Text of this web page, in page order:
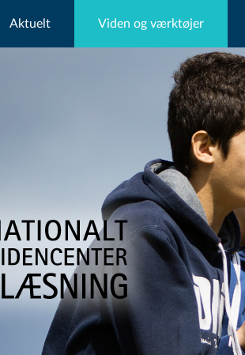
Aktuelt Viden og værktøjer